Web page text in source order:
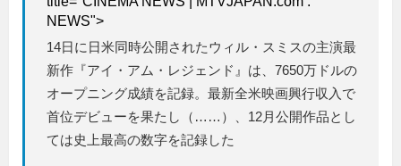
NEWS">
14日に日米同時公開されたウィル・スミスの主演最
新作『アイ・アム・レジェンド』は、7650万ドルの
オープニング成績を記録。最新全米映画興行収入で
首位デビューを果たし（……）、12月公開作品とし
ては史上最高の数字を記録した